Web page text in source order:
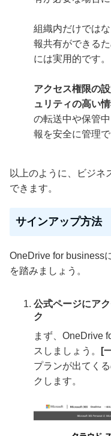
組織内だけでは
報共有ができる
には実用的です。
アクセス権限の
ュリティの高い
の転送中や保管
報を安全に管理で
以上のように、ビジネ
できます。
サインアップ方法
OneDrive for business
を踏みましょう。
公式ページにア
ク
まず、OneDrive
スしましょう。
[
プランが出てく
クします。